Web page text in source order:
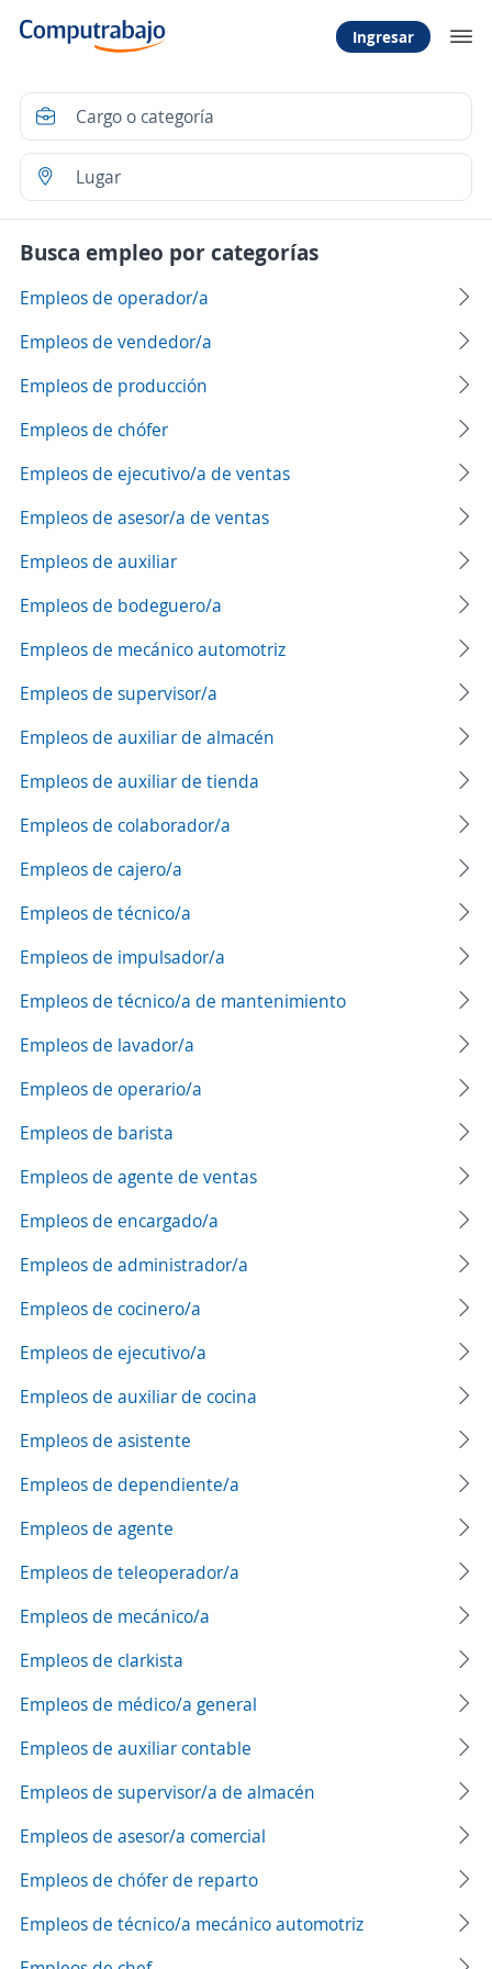
Ingresar
Busca empleo por categorías
Empleos de operador/a
Empleos de vendedor/a
Empleos de producción
Empleos de chófer
Empleos de ejecutivo/a de ventas
Empleos de asesor/a de ventas
Empleos de auxiliar
Empleos de bodeguero/a
Empleos de mecánico automotriz
Empleos de supervisor/a
Empleos de auxiliar de almacén
Empleos de auxiliar de tienda
Empleos de colaborador/a
Empleos de cajero/a
Empleos de técnico/a
Empleos de impulsador/a
Empleos de técnico/a de mantenimiento
Empleos de lavador/a
Empleos de operario/a
Empleos de barista
Empleos de agente de ventas
Empleos de encargado/a
Empleos de administrador/a
Empleos de cocinero/a
Empleos de ejecutivo/a
Empleos de auxiliar de cocina
Empleos de asistente
Empleos de dependiente/a
Empleos de agente
Empleos de teleoperador/a
Empleos de mecánico/a
Empleos de clarkista
Empleos de médico/a general
Empleos de auxiliar contable
Empleos de supervisor/a de almacén
Empleos de asesor/a comercial
Empleos de chófer de reparto
Empleos de técnico/a mecánico automotriz